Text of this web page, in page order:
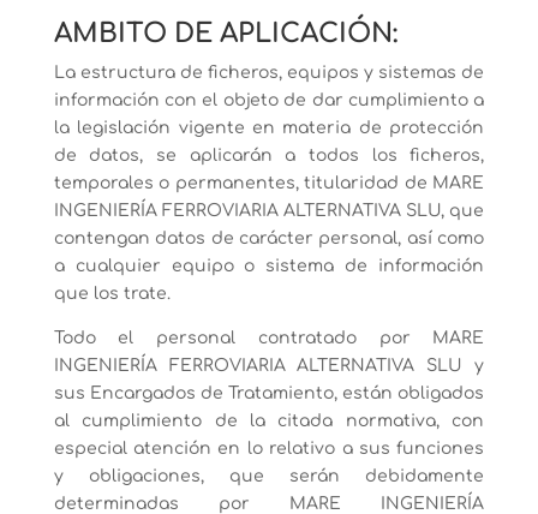
AMBITO DE APLICACIÓN:
La estructura de ficheros, equipos y sistemas de
información con el objeto de dar cumplimiento a
la legislación vigente en materia de protección
de datos, se aplicarán a todos los ficheros,
temporales o permanentes, titularidad de MARE
INGENIERÍA FERROVIARIA ALTERNATIVA SLU, que
contengan datos de carácter personal, así como
a cualquier equipo o sistema de información
que los trate.
Todo el personal contratado por MARE
INGENIERÍA FERROVIARIA ALTERNATIVA SLU y
sus Encargados de Tratamiento, están obligados
al cumplimiento de la citada normativa, con
especial atención en lo relativo a sus funciones
y obligaciones, que serán debidamente
determinadas por MARE INGENIERÍA